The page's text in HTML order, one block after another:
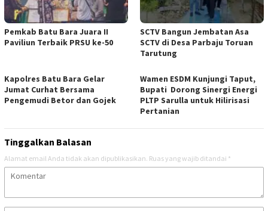
Pemkab Batu Bara Juara II
Paviliun Terbaik PRSU ke-50
SCTV Bangun Jembatan Asa
SCTV di Desa Parbaju Toruan
Tarutung
Kapolres Batu Bara Gelar
Jumat Curhat Bersama
Pengemudi Betor dan Gojek
Wamen ESDM Kunjungi Taput,
Bupati Dorong Sinergi Energi
PLTP Sarulla untuk Hilirisasi
Pertanian
Tinggalkan Balasan
Alamat email Anda tidak akan dipublikasikan. Ruas yang wajib ditandai *